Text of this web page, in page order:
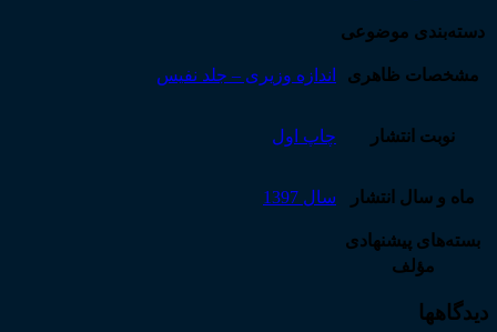
دسته‌بندی موضوعی
مشخصات ظاهری اندازه وزیری – جلد نفیس
نوبت انتشار چاپ اول
ماه و سال انتشار سال 1397
بسته‌های پیشنهادی
مؤلف
دیدگاهها